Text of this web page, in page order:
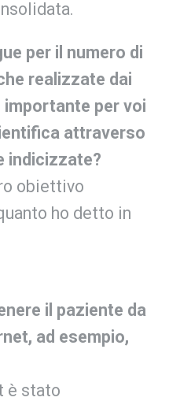
per il numero di
realizzate dai
importante per voi
attraverso
indicizzate?
obiettivo
ho detto in
il paziente da
ad esempio,
è stato